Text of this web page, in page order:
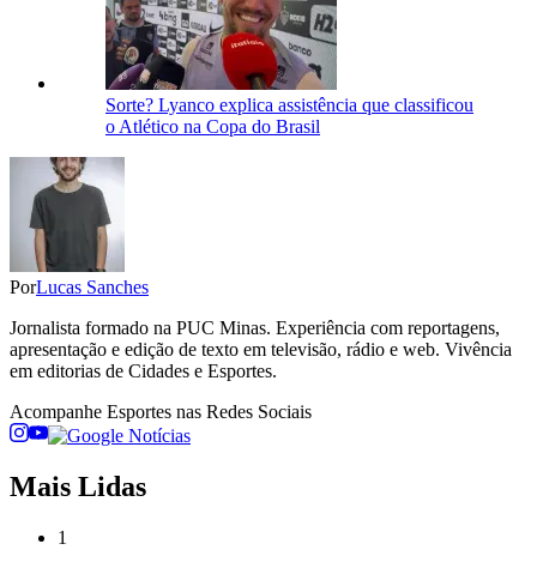
Sorte? Lyanco explica assistência que classificou
o Atlético na Copa do Brasil
PorLucas Sanches
Jornalista formado na PUC Minas. Experiência com reportagens,
apresentação e edição de texto em televisão, rádio e web. Vivência
em editorias de Cidades e Esportes.
Acompanhe Esportes nas Redes Sociais
Mais Lidas
1